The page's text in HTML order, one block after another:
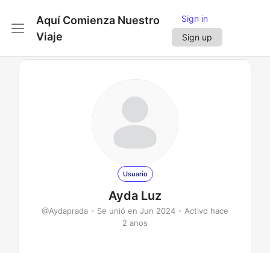
Aquí Comienza Nuestro
Viaje
Sign in
Sign up
Usuario
Ayda Luz
@Aydaprada • Se unió en Jun 2024 • Activo hace
2 anos